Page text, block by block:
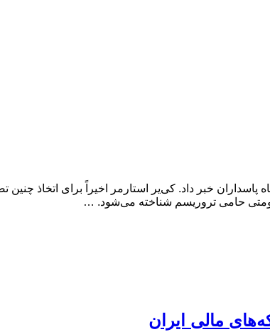
پاسداران خبر داد. کی‌یر استارمر اخیراً برای اتخاذ
حکومتی حامی تروریسم شناخته می‌شود. …